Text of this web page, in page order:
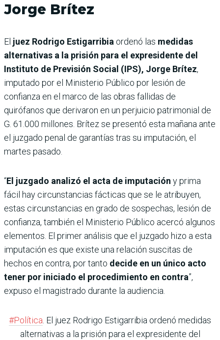
Jorge Brítez
El juez Rodrigo Estigarribia ordenó las medidas
alternativas a la prisión para el expresidente del
Instituto de Previsión Social (IPS), Jorge Brítez,
imputado por el Ministerio Público por lesión de
confianza en el marco de las obras fallidas de
quirófanos que derivaron en un perjuicio patrimonial de
G. 61.000 millones. Brítez se presentó esta mañana ante
el juzgado penal de garantías tras su imputación, el
martes pasado.
“El juzgado analizó el acta de imputación y prima
fácil hay circunstancias fácticas que se le atribuyen,
estas circunstancias en grado de sospechas, lesión de
confianza, también el Ministerio Público acercó algunos
elementos. El primer análisis que el juzgado hizo a esta
imputación es que existe una relación suscitas de
hechos en contra, por tanto decide en un único acto
tener por iniciado el procedimiento en contra”,
expuso el magistrado durante la audiencia.
#Política . El juez Rodrigo Estigarribia ordenó medidas
alternativas a la prisión para el expresidente del